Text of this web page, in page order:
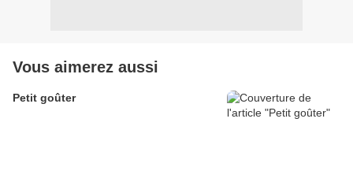
Vous aimerez aussi
Petit goûter